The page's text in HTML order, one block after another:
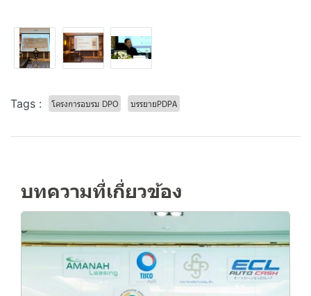
Tags : โครงการอบรม DPO บรรยายPDPA
บทความที่เกี่ยวข้อง